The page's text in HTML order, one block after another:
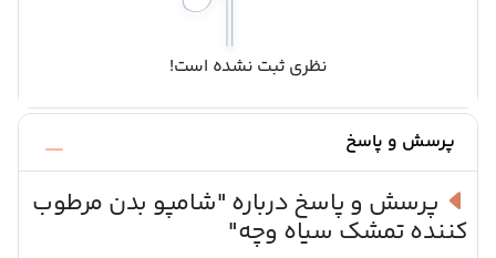
نظری ثبت نشده است!
پرسش و پاسخ
پرسش و پاسخ درباره "شامپو بدن مرطوب
کننده تمشک سیاه وچه"